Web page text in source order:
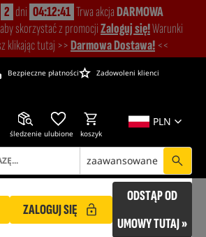
2 dni 04:12:40 Trwa akcjaDARMOWA
skorzystać z promocjiZaloguj się!Warunki
klikając tutaj >>Darmowa Dostawa! <<
Bezpieczne płatności Zadowoleni klienci
PLN
śledzenie ulubione koszyk
zaawansowane
ZALOGUJ SIĘ
ODSTĄP OD
UMOWY TUTAJ »